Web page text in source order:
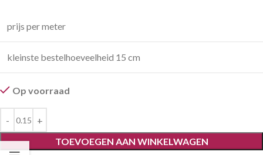
prijs per meter
kleinste bestelhoeveelheid 15 cm
Op voorraad
TOEVOEGEN AAN WINKELWAGEN